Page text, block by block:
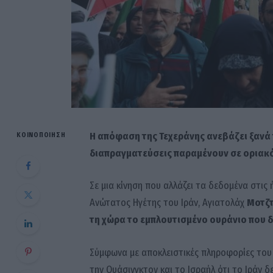
ΚΟΙΝΟΠΟΊΗΣΗ
Η απόφαση της Τεχεράνης ανεβάζει
διαπραγματεύσεις παραμένουν σε
Σε μια κίνηση που αλλάζει τα δεδομένα στις
Ανώτατος Ηγέτης του Ιράν, Αγιατολάχ
τη χώρα το εμπλουτισμένο ουράνιο που
Σύμφωνα με αποκλειστικές πληροφορίες
την Ουάσινγκτον και το Ισραήλ ότι το Ιράν